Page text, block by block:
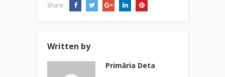
Share:
Written by
Primăria Deta